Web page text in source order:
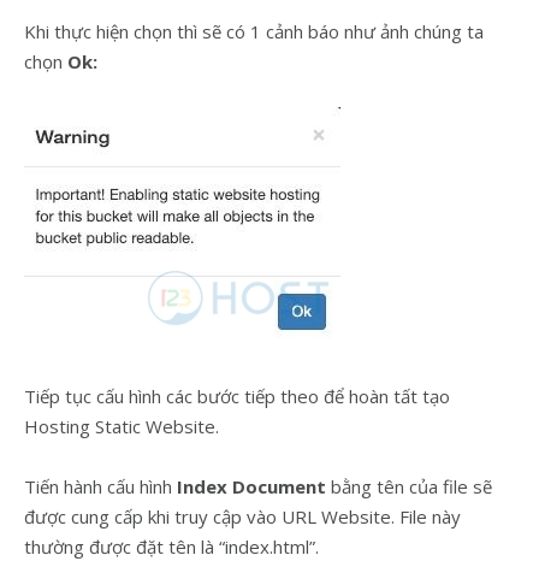
Khi thực hiện chọn thì sẽ có 1 cảnh báo như ảnh chúng ta
chọn Ok:
Tiếp tục cấu hình các bước tiếp theo để hoàn tất tạo
Hosting Static Website.
Tiến hành cấu hình Index Document bằng tên của file sẽ
được cung cấp khi truy cập vào URL Website. File này
thường được đặt tên là “index.html”.